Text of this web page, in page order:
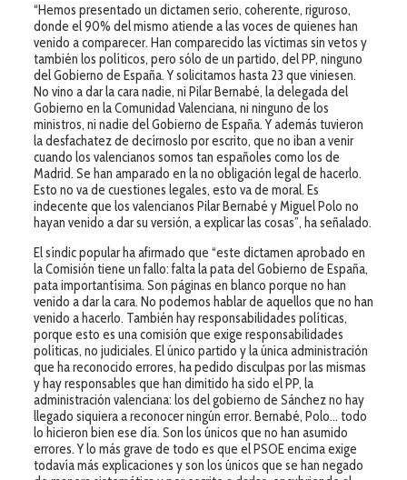
“Hemos presentado un dictamen serio, coherente, riguroso,
donde el 90% del mismo atiende a las voces de quienes han
venido a comparecer. Han comparecido las víctimas sin vetos y
también los políticos, pero sólo de un partido, del PP, ninguno
del Gobierno de España. Y solicitamos hasta 23 que viniesen.
No vino a dar la cara nadie, ni Pilar Bernabé, la delegada del
Gobierno en la Comunidad Valenciana, ni ninguno de los
ministros, ni nadie del Gobierno de España. Y además tuvieron
la desfachatez de decírnoslo por escrito, que no iban a venir
cuando los valencianos somos tan españoles como los de
Madrid. Se han amparado en la no obligación legal de hacerlo.
Esto no va de cuestiones legales, esto va de moral. Es
indecente que los valencianos Pilar Bernabé y Miguel Polo no
hayan venido a dar su versión, a explicar las cosas”, ha señalado.
El síndic popular ha afirmado que “este dictamen aprobado en
la Comisión tiene un fallo: falta la pata del Gobierno de España,
pata importantísima. Son páginas en blanco porque no han
venido a dar la cara. No podemos hablar de aquellos que no han
venido a hacerlo. También hay responsabilidades políticas,
porque esto es una comisión que exige responsabilidades
políticas, no judiciales. El único partido y la única administración
que ha reconocido errores, ha pedido disculpas por las mismas
y hay responsables que han dimitido ha sido el PP, la
administración valenciana: los del gobierno de Sánchez no hay
llegado siquiera a reconocer ningún error. Bernabé, Polo… todo
lo hicieron bien ese día. Son los únicos que no han asumido
errores. Y lo más grave de todo es que el PSOE encima exige
todavía más explicaciones y son los únicos que se han negado